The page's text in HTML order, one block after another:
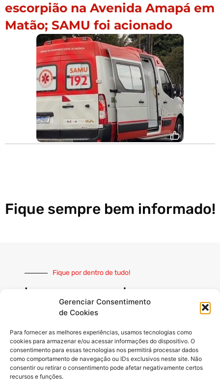
Gerenciar Consentimento
de Cookies
Para fornecer as melhores experiências, usamos tecnologias como
cookies para armazenar e/ou acessar informações do dispositivo. O
consentimento para essas tecnologias nos permitirá processar dados
como comportamento de navegação ou IDs exclusivos neste site. Não
consentir ou retirar o consentimento pode afetar negativamente certos
recursos e funções.
escorpião na Avenida Amapá em
Matão; SAMU foi acionado
Fique sempre bem informado!
Fique por dentro de tudo!
Inscreva-se e receba nossas
notícias sempre atualizadas
INSCREVER